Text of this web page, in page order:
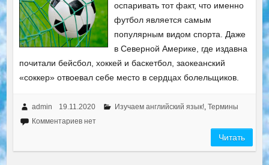
оспаривать тот факт, что именно
футбол является самым
популярным видом спорта. Даже
в Северной Америке, где издавна
почитали бейсбол, хоккей и баскетбол, заокеанский
«соккер» отвоевал себе место в сердцах болельщиков.
admin 19.11.2020 Изучаем английский язык!, Термины
Комментариев нет
Читать